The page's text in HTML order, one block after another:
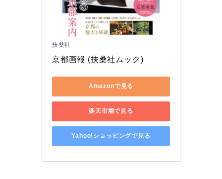
扶桑社
京都画報 (扶桑社ムック)
Amazonで見る
楽天市場で見る
Yahoo!ショッピングで見る